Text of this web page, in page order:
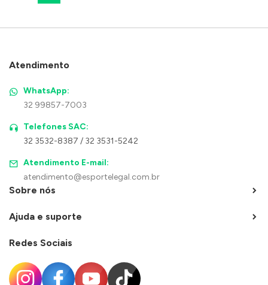
Atendimento
WhatsApp:
32 99857-7003
Telefones SAC:
32 3532-8387 / 32 3531-5242
Atendimento E-mail:
atendimento@esportelegal.com.br
Sobre nós
Ajuda e suporte
Redes Sociais